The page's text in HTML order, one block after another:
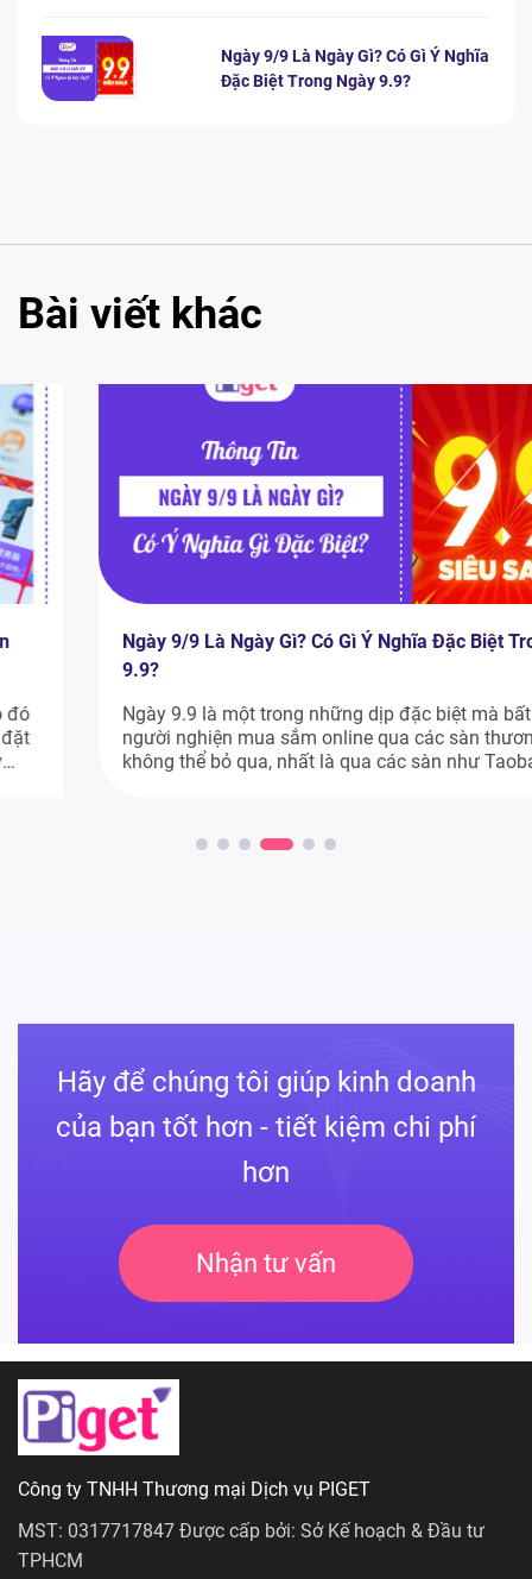
Ngày 9/9 Là Ngày Gì? Có Gì Ý Nghĩa
Đặc Biệt Trong Ngày 9.9?
Bài viết khác
Ngày 9/9 Là Ngày Gì? Có Gì Ý Nghĩa Đặc Biệt Trong Ngày
Ngày 9.9 là một trong những dịp đặc biệt mà bất kỳ
người nghiện mua sắm online qua các sàn thương mại
không thể bỏ qua, nhất là qua các sàn như Taobao,
Hãy để chúng tôi giúp kinh doanh
của bạn tốt hơn - tiết kiệm chi phí
hơn
Nhận tư vấn
Công ty TNHH Thương mại Dịch vụ PIGET
MST: 0317717847 Được cấp bởi: Sở Kế hoạch & Đầu tư
TPHCM